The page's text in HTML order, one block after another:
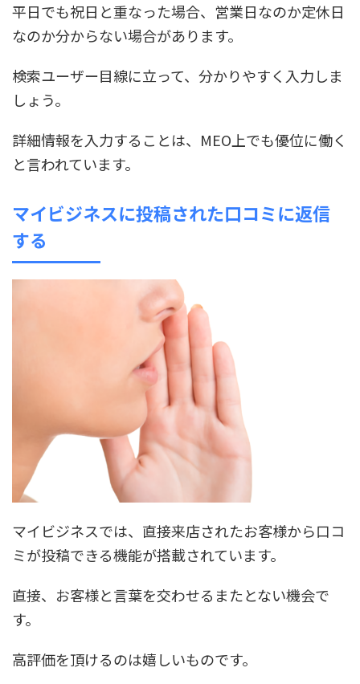
平日でも祝日と重なった場合、営業日なのか定休日
なのか分からない場合があります。
検索ユーザー目線に立って、分かりやすく入力しま
しょう。
詳細情報を入力することは、MEO上でも優位に働く
と言われています。
マイビジネスに投稿された口コミに返信
する
マイビジネスでは、直接来店されたお客様から口コ
ミが投稿できる機能が搭載されています。
直接、お客様と言葉を交わせるまたとない機会で
す。
高評価を頂けるのは嬉しいものです。